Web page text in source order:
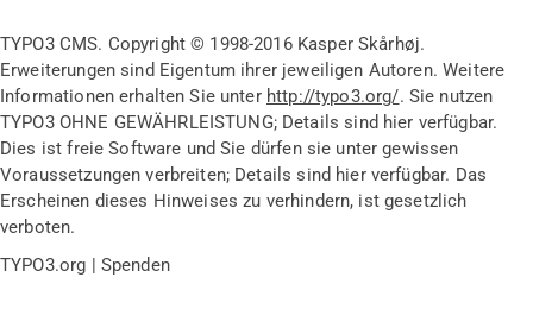
TYPO3 CMS. Copyright © 1998-2016 Kasper Skårhøj.
Erweiterungen sind Eigentum ihrer jeweiligen Autoren. Weitere
Informationen erhalten Sie unter http://typo3.org/. Sie nutzen
TYPO3 OHNE GEWÄHRLEISTUNG; Details sind hier verfügbar.
Dies ist freie Software und Sie dürfen sie unter gewissen
Voraussetzungen verbreiten; Details sind hier verfügbar. Das
Erscheinen dieses Hinweises zu verhindern, ist gesetzlich
verboten.
TYPO3.org | Spenden